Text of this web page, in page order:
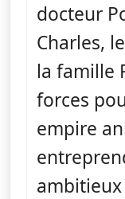
docteur
Charles,
la famille
forces
empire